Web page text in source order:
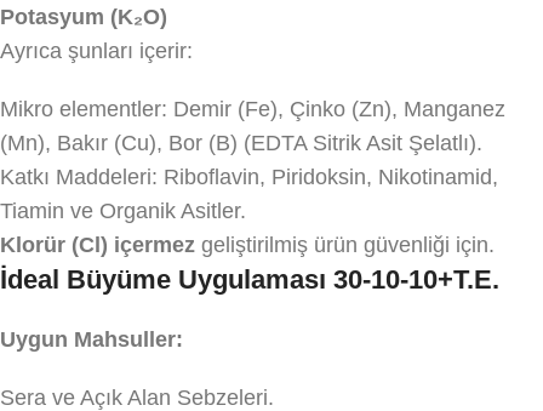
Potasyum (K₂O)
Ayrıca şunları içerir:
Mikro elementler: Demir (Fe), Çinko (Zn), Manganez
(Mn), Bakır (Cu), Bor (B) (EDTA Sitrik Asit Şelatlı).
Katkı Maddeleri: Riboflavin, Piridoksin, Nikotinamid,
Tiamin ve Organik Asitler.
Klorür (Cl) içermez geliştirilmiş ürün güvenliği için.
İdeal Büyüme Uygulaması 30-10-10+T.E.
Uygun Mahsuller:
Sera ve Açık Alan Sebzeleri.